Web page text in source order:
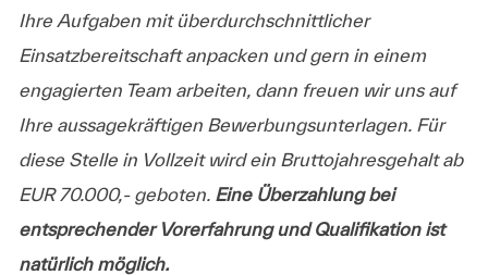
Ihre Aufgaben mit überdurchschnittlicher
Einsatzbereitschaft anpacken und gern in einem
engagierten Team arbeiten, dann freuen wir uns auf
Ihre aussagekräftigen Bewerbungsunterlagen. Für
diese Stelle in Vollzeit wird ein Bruttojahresgehalt ab
EUR 70.000,- geboten. Eine Überzahlung bei
entsprechender Vorerfahrung und Qualifikation ist
natürlich möglich.